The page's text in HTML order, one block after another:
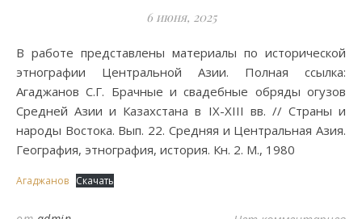
6 июня, 2025
В работе представлены материалы по исторической
этнографии Центральной Азии. Полная ссылка:
Агаджанов С.Г. Брачные и свадебные обряды огузов
Средней Азии и Казахстана в IX-XIII вв. // Страны и
народы Востока. Вып. 22. Средняя и Центральная Азия.
География, этнография, история. Кн. 2. М., 1980
Агаджанов Скачать